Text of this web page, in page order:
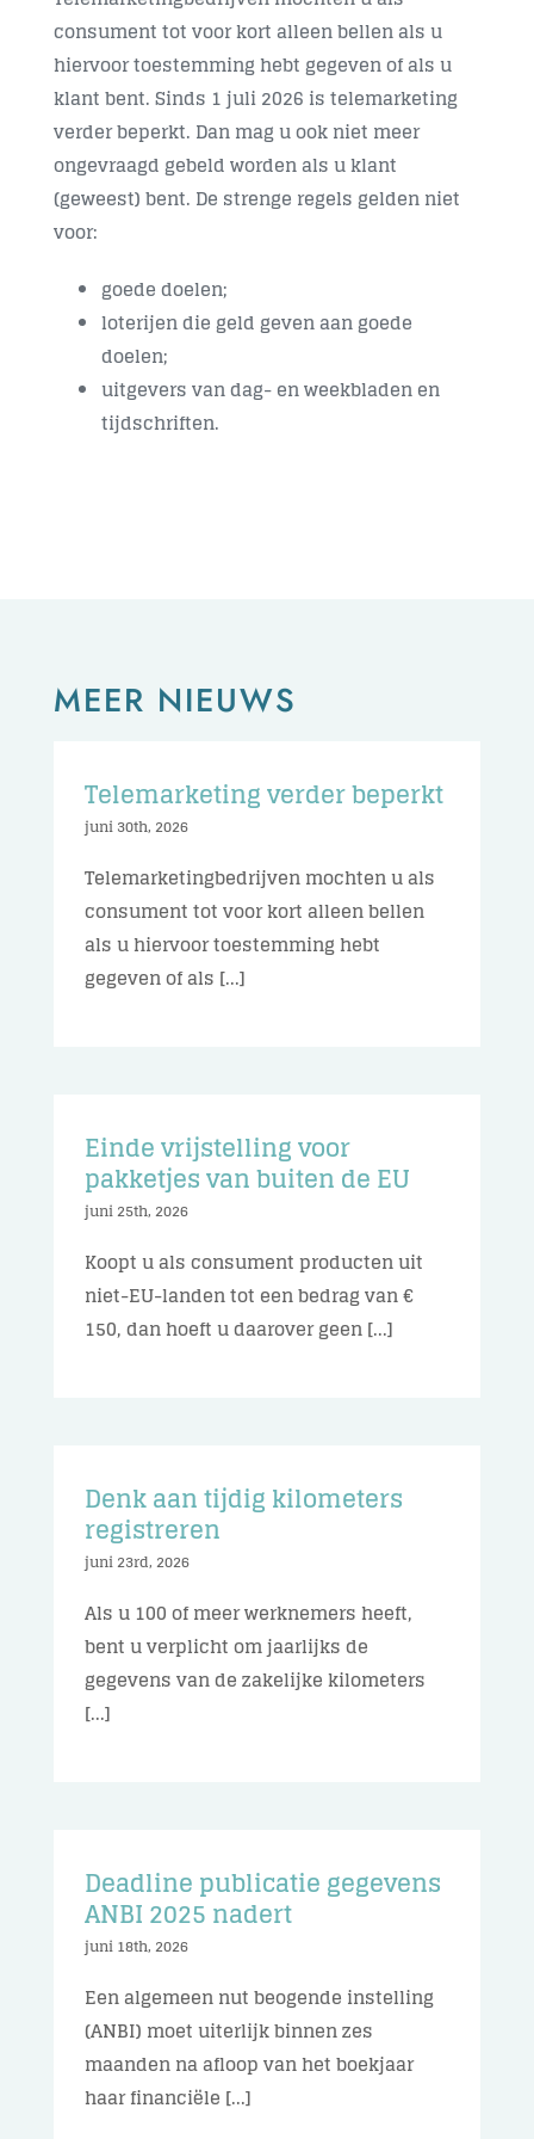
Contact
consument tot voor kort alleen bellen als u
hiervoor toestemming hebt gegeven of als u
klant bent. Sinds 1 juli 2026 is telemarketing
verder beperkt. Dan mag u ook niet meer
ongevraagd gebeld worden als u klant
(geweest) bent. De strenge regels gelden niet
voor:
goede doelen;
loterijen die geld geven aan goede
doelen;
uitgevers van dag- en weekbladen en
tijdschriften.
MEER NIEUWS
Telemarketing verder beperkt
juni 30th, 2026
Telemarketingbedrijven mochten u als
consument tot voor kort alleen bellen
als u hiervoor toestemming hebt
gegeven of als [...]
Einde vrijstelling voor
pakketjes van buiten de EU
juni 25th, 2026
Koopt u als consument producten uit
niet-EU-landen tot een bedrag van €
150, dan hoeft u daarover geen [...]
Denk aan tijdig kilometers
registreren
juni 23rd, 2026
Als u 100 of meer werknemers heeft,
bent u verplicht om jaarlijks de
gegevens van de zakelijke kilometers
[...]
Deadline publicatie gegevens
ANBI 2025 nadert
juni 18th, 2026
Een algemeen nut beogende instelling
(ANBI) moet uiterlijk binnen zes
maanden na afloop van het boekjaar
haar financiële [...]